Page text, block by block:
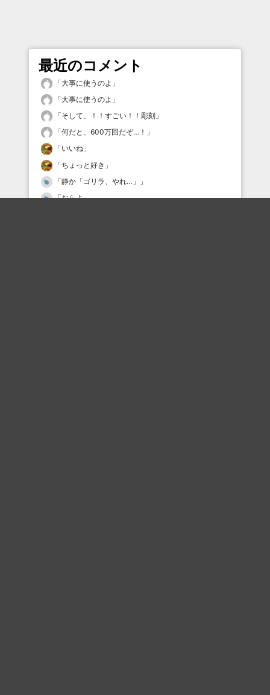
最近のコメント
「大事に使うのよ 」
「大事に使うのよ 」
「そして、！！すごい！！彫刻 」
「何だと、600万回だぞ…！ 」
「いいね 」
「ちょっと好き 」
「静か「ゴリラ、やれ…」
」
「おらよ」